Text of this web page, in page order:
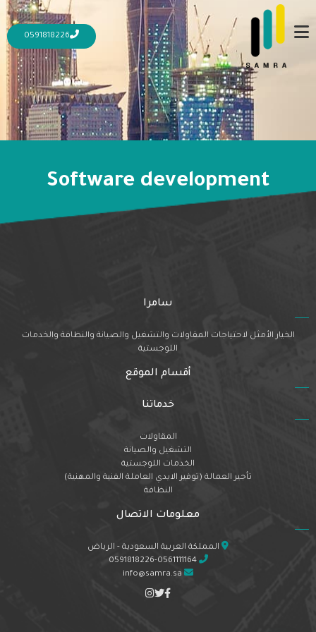
0591818226
Software development
سامرا
الخيار الأمثل لاحتياجات المقاولات والتشغيل والصيانة والنظافة والخدمات
اللوجستية
أقسام الموقع
خدماتنا
المقاولات
التشغيل والصيانة
الخدمات اللوجستية
تأجير العمالة (توفير الايدي العاملة الفنية والمهنية)
النظافة
معلومات الاتصال
المملكة العربية السعودية - الرياض
0591818226-0561111164
info@samra.sa